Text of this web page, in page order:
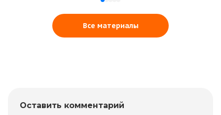
Все материалы
Оставить комментарий